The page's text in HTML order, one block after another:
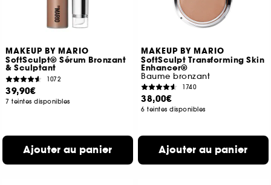
MAKEUP BY MARIO
SoftSculpt® Sérum Bronzant
& Sculptant
1072
39,90€
7 teintes disponibles
Ajouter au panier
MAKEUP BY MARIO
SoftSculpt Transforming Skin
Enhancer®
Baume bronzant
1740
38,00€
6 teintes disponibles
Ajouter au panier